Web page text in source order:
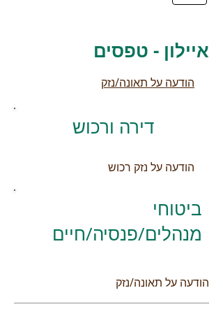
איילון - טפסים
​הודעה על תאונה/נזק​
דירה ורכוש
הודעה על נזק רכוש
ביטוחי
מנהלים/פנסיה/חיים